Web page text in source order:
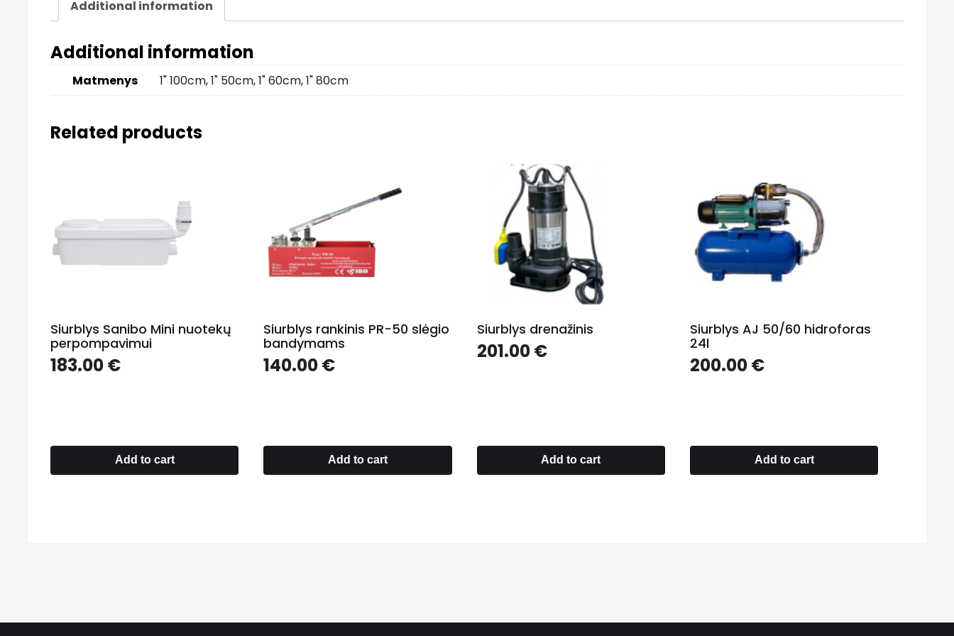
Additional information
Additional information
Matmenys 1" 100cm,1" 50cm,1" 60cm,1" 80cm
Related products
Siurblys Sanibo Mini nuotekų
perpompavimui
183.00€
Add to cart
Siurblys rankinis PR-50 slėgio
bandymams
140.00€
Add to cart
Siurblys drenažinis
201.00€
Add to cart
Siurblys AJ 50/60 hidroforas
24l
200.00€
Add to cart